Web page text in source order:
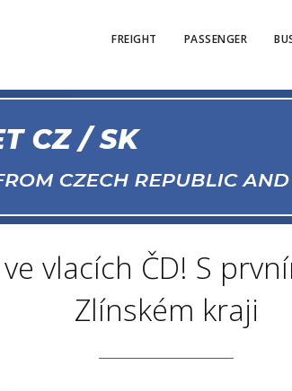
FREIGHT PASSENGER
vlacích ČD! S
Zlínském kraji